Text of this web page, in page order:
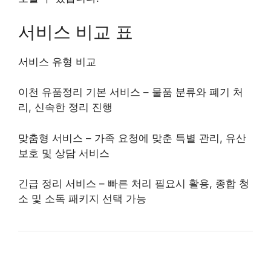
서비스 비교 표
서비스 유형 비교
이천 유품정리 기본 서비스 – 물품 분류와 폐기 처
리, 신속한 정리 진행
맞춤형 서비스 – 가족 요청에 맞춘 특별 관리, 유산
보호 및 상담 서비스
긴급 정리 서비스 – 빠른 처리 필요시 활용, 종합 청
소 및 소독 패키지 선택 가능